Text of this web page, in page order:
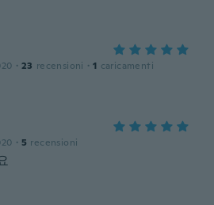
· 23 recensioni · 1 caricamenti
· 5 recensioni